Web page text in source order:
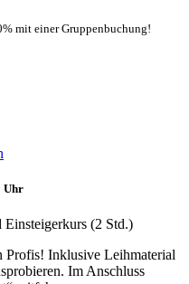
mit einer Gruppenbuchung!
Uhr
Einsteigerkurs (2 Std.)
Profis! Inklusive Leihmaterial
Im Anschluss